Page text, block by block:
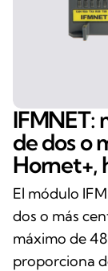
IFMNET:
de dos o
Hornet+,
El módulo
dos o más
máximo de
proporciona